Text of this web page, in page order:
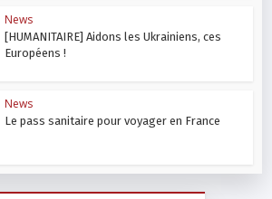
News
[HUMANITAIRE] Aidons les Ukrainiens, ces
Européens !
News
Le pass sanitaire pour voyager en France